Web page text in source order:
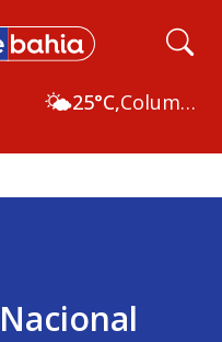
🌤️25°C, Columbus